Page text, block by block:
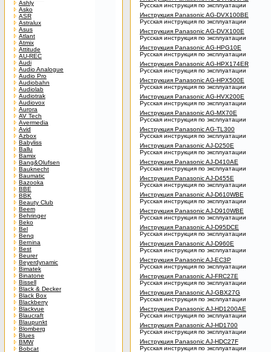
Ashly
Asko
ASR
Astralux
Asus
Atlant
Atmix
Attitude
AU-REC
Audi
Audio Analogue
Audio Pro
Audiobahn
Audiolab
Audiotrak
Audiovox
Aurora
AV Tech
Avermedia
Avid
Azbox
Babyliss
Ballu
Bamix
Bang&Olufsen
Bauknecht
Baumatic
Bazooka
BBE
BBK
Beauty Club
Beem
Behringer
Beko
Bel
Benq
Bernina
Best
Beurer
Beyerdynamic
Bimatek
Binatone
Bissell
Black & Decker
Black Box
Blackberry
Blackvue
Blaucraft
Blaupunkt
Blomberg
Blues
BMW
Bobcat
Русская инструкция по эксплуатации
Инструкция Panasonic AG-DVX100BE
Русская инструкция по эксплуатации
Инструкция Panasonic AG-DVX100E
Русская инструкция по эксплуатации
Инструкция Panasonic AG-HPG10E
Русская инструкция по эксплуатации
Инструкция Panasonic AG-HPX174ER
Русская инструкция по эксплуатации
Инструкция Panasonic AG-HPX500E
Русская инструкция по эксплуатации
Инструкция Panasonic AG-HVX200E
Русская инструкция по эксплуатации
Инструкция Panasonic AG-MX70E
Русская инструкция по эксплуатации
Инструкция Panasonic AG-TL300
Русская инструкция по эксплуатации
Инструкция Panasonic AJ-D250E
Русская инструкция по эксплуатации
Инструкция Panasonic AJ-D410AE
Русская инструкция по эксплуатации
Инструкция Panasonic AJ-D455E
Русская инструкция по эксплуатации
Инструкция Panasonic AJ-D610WBE
Русская инструкция по эксплуатации
Инструкция Panasonic AJ-D910WBE
Русская инструкция по эксплуатации
Инструкция Panasonic AJ-D95DCE
Русская инструкция по эксплуатации
Инструкция Panasonic AJ-D960E
Русская инструкция по эксплуатации
Инструкция Panasonic AJ-EC3P
Русская инструкция по эксплуатации
Инструкция Panasonic AJ-FRC27E
Русская инструкция по эксплуатации
Инструкция Panasonic AJ-GBX27G
Русская инструкция по эксплуатации
Инструкция Panasonic AJ-HD1200AE
Русская инструкция по эксплуатации
Инструкция Panasonic AJ-HD1700
Русская инструкция по эксплуатации
Инструкция Panasonic AJ-HDC27F
Русская инструкция по эксплуатации